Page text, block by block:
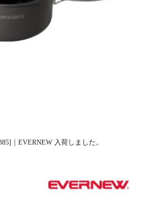
｜EVERNEW 入荷しました。